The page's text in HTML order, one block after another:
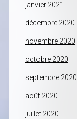
janvier 2021
décembre 2020
novembre 2020
octobre 2020
septembre 2020
août 2020
juillet 2020